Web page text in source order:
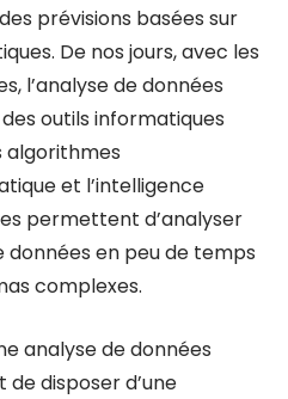
prévisions basées sur
De nos jours, avec les
l’analyse de données
outils informatiques
algorithmes
et l’intelligence
permettent d’analyser
en peu de temps
complexes.
analyse de données
disposer d’une